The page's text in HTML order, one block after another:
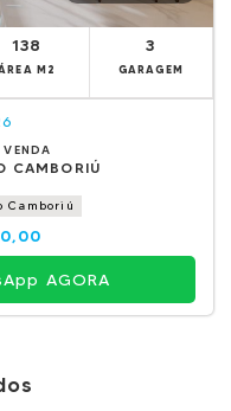
138
M2
3
GARAGEM
CAMBORIÚ
Camboriú
AGORA